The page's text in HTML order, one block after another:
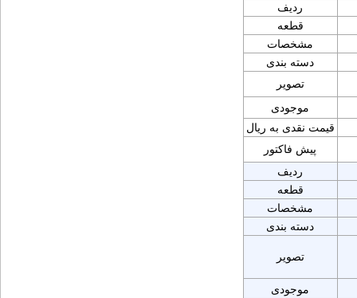
ردیف
قطعه
مشخصات
دسته بندی
تصویر
موجودی
قیمت نقدی به ریال
پیش فاکتور
ردیف
قطعه
مشخصات
دسته بندی
تصویر
موجودی